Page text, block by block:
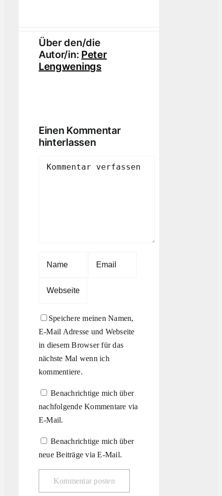
Über den/die
Autor/in: Peter
Lengwenings
Einen Kommentar
hinterlassen
Comment
Speichere meinen Namen,
E-Mail Adresse und Webseite
in diesem Browser für das
nächste Mal wenn ich
kommentiere.
Benachrichtige mich über
nachfolgende Kommentare via
E-Mail.
Benachrichtige mich über
neue Beiträge via E-Mail.